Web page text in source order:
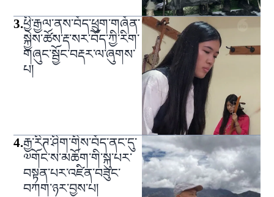
3.ཕྱི་རྒྱལ་ནས་བོད་ཕྲུག་གཞོན་
སྐྱེས་ཚོས་རྡ་སར་བོད་ཀྱི་རིག་
གཞུང་སྦྱོང་བརྡར་ལ་ཞུགས་
པ།
4.རྒྱ་རིཊ་ཤིག་གིས་བོད་ནང་དུ་
༧གོང་ས་མཆོག་གི་སྐུ་པར་
བསྟན་པར་འཛིན་བཟུང་
བཀག་ཉར་བྱས་པ།